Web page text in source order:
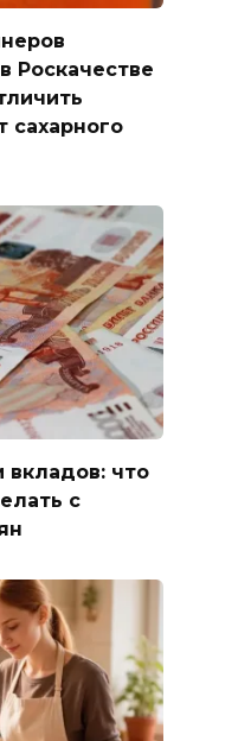
Роскачестве
сахарного
вкладов: что
с